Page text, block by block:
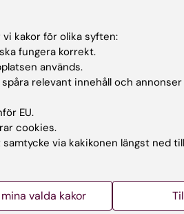
using antigen-specific
islet graft survival.
of adjuvant therapy for
kakor för olika syften:
fungera korrekt.
används.
relevant innehåll och
EU.
cookies.
via kakikonen längst ned
valda kakor